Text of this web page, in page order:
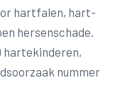
hartfalen, hart­
hersenschade.
hartekinderen,
nummer